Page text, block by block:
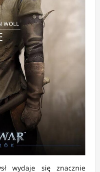
wydaje się znacznie